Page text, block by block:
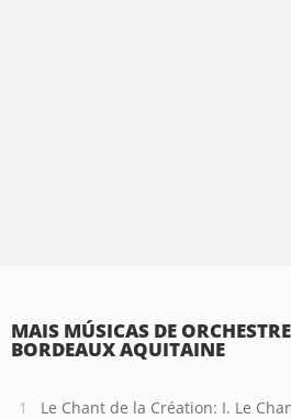
MAIS MÚSICAS DE
BORDEAUX AQUITAINE
Le Chant de la Création: I. Le